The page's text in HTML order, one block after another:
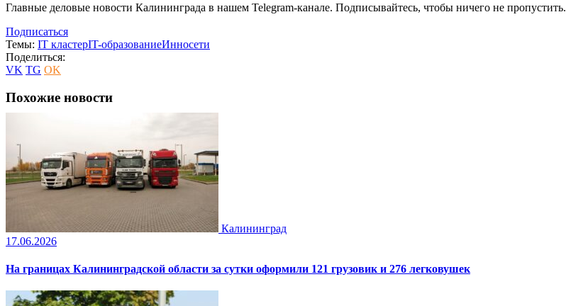
Главные деловые новости Калининграда в нашем Telegram-канале. Подписывайтесь, чтобы ничего не пропустить.
Подписаться
Темы: IT кластерIT-образованиеИнносети
Поделиться:
VK TG OK
Похожие новости
Калининград
17.06.2026
На границах Калининградской области за сутки оформили 121 грузовик и 276 легковушек